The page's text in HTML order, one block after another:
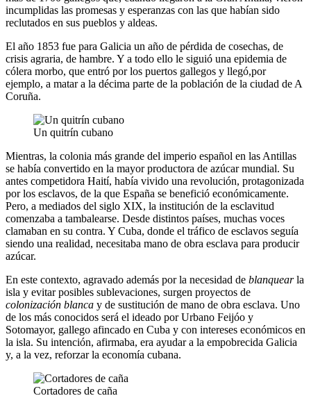
incumplidas las promesas y esperanzas con las que habían sido
reclutados en sus pueblos y aldeas.
El año 1853 fue para Galicia un año de pérdida de cosechas, de
crisis agraria, de hambre. Y a todo ello le siguió una epidemia de
cólera morbo, que entró por los puertos gallegos y llegó,por
ejemplo, a matar a la décima parte de la población de la ciudad de A
Coruña.
Un quitrín cubano
Mientras, la colonia más grande del imperio español en las Antillas
se había convertido en la mayor productora de azúcar mundial. Su
antes competidora Haití, había vivido una revolución, protagonizada
por los esclavos, de la que España se benefició económicamente.
Pero, a mediados del siglo XIX, la institución de la esclavitud
comenzaba a tambalearse. Desde distintos países, muchas voces
clamaban en su contra. Y Cuba, donde el tráfico de esclavos seguía
siendo una realidad, necesitaba mano de obra esclava para producir
azúcar.
En este contexto, agravado además por la necesidad de blanquearla
isla y evitar posibles sublevaciones, surgen proyectos de
colonización blanca y de sustitución de mano de obra esclava. Uno
de los más conocidos será el ideado por Urbano Feijóo y
Sotomayor, gallego afincado en Cuba y con intereses económicos en
la isla. Su intención, afirmaba, era ayudar a la empobrecida Galicia
y, a la vez, reforzar la economía cubana.
Cortadores de caña